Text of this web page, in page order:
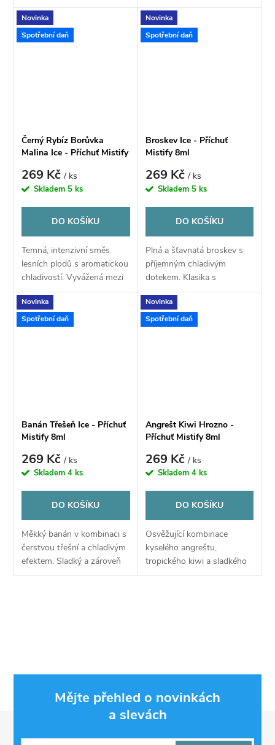
Klasické spojení s moderním
nádechem.
Novinka
Spotřební daň
Černý Rybíz Borůvka
Malina Ice - Příchuť Mistify
269 Kč/ ks
Skladem 5 ks
DO KOŠÍKU
Temná, intenzivní směs
lesních plodů s aromatickou
chladivostí. Vyvážená mezi
kyselostí a sladkostí.
Novinka
Spotřební daň
Broskev Ice - Příchuť
Mistify 8ml
269 Kč/ ks
Skladem 5 ks
DO KOŠÍKU
Plná a šťavnatá broskev s
příjemným chladivým
dotekem. Klasika s
moderním twist.
Novinka
Spotřební daň
Banán Třešeň Ice - Příchuť
Mistify 8ml
269 Kč/ ks
Skladem4 ks
DO KOŠÍKU
Měkký banán v kombinaci s
čerstvou třešní a chladivým
efektem. Sladký a zároveň
osvěžující.
Novinka
Spotřební daň
Angrešt Kiwi Hrozno -
Příchuť Mistify 8ml
269 Kč/ ks
Skladem 4 ks
DO KOŠÍKU
Osvěžující kombinace
kyselého angreštu,
tropického kiwi a sladkého
hrozna. Vynikající volba pro
a
Mějte přehled o novinkách
a slevách